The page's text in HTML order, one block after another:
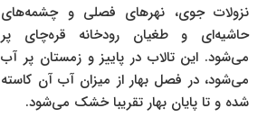
نزولات جوی، نهرهای فصلی و چشمه‌های
حاشیه‌ای و طغیان رودخانه قره‌چای پر
می‌شود. این تالاب در پاییز و زمستان پر آب
می‌شود، در فصل بهار از میزان آب آن کاسته
شده و تا پایان بهار تقریبا خشک می‌شود.